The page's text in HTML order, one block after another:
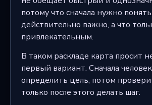
потому что сначала нужно
действительно важно, а что
привлекательным.
В таком раскладе карта просит
первый вариант. Сначала
определить цель, потом
только после этого делать шаг.